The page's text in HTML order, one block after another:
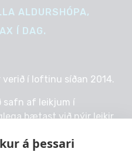
á þessari
ALDURSHÓPA,
Í DAG.
í loftinu síðan 2014.
safn af leikjum í
bætast við nýir leikir.